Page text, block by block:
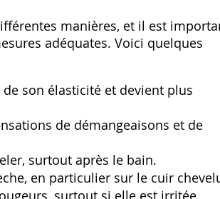
manières, et il est
adéquates. Voici quelques
de son élasticité et devient plus
de démangeaisons et de
surtout après le bain.
en particulier sur le cuir